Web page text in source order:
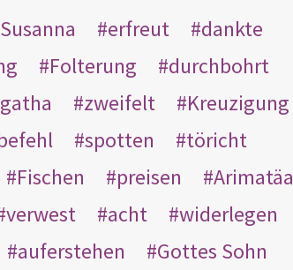
Susanna erfreut
dankte
Folterung
durchbohrt
zweifelt
Kreuzigung
spotten
töricht
Fischen preisen
Arimatäa
verwest acht
widerlegen
auferstehen Gottes Sohn